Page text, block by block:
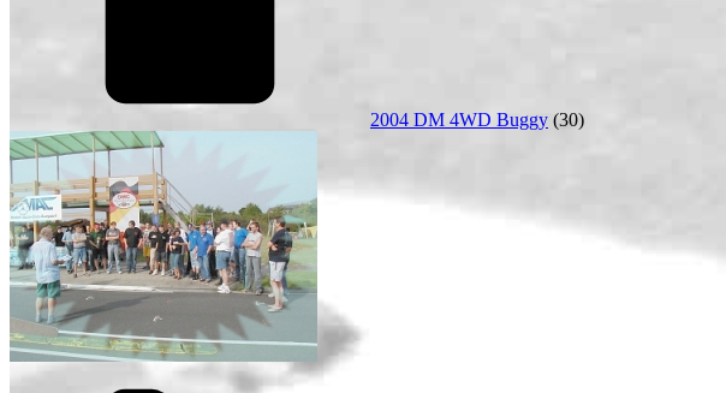
2004 DM 4WD Buggy (30)